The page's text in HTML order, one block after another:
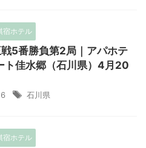
宿ホテル
5番勝負第2局｜アパホテ
ト佳水郷（石川県）4月20
石川県
宿ホテル